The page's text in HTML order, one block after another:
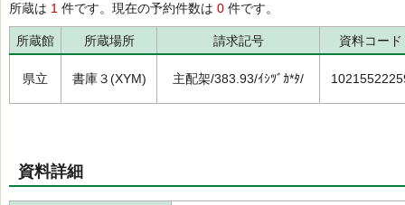
所蔵は 1 件です。現在の予約件数は 0 件です。
所蔵館 所蔵場所 請求記号 資料コード
県立 書庫３(XYM) 主配架/383.93/ｲｼﾂﾞｶ*ﾀ/
資料詳細